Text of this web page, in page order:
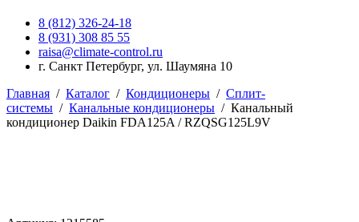
8 (812) 326-24-18
8 (931) 308 85 55
raisa@climate-control.ru
г. Санкт Петербург, ул. Шаумяна 10
Главная / Каталог / Кондиционеры / Сплит-
системы / Канальные кондиционеры / Канальный
кондиционер Daikin FDA125A / RZQSG125L9V